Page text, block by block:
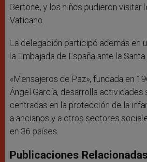
Bertone, y los niños pudieron visitar
Vaticano.
La delegación participó además en
la Embajada de España ante la
«Mensajeros de Paz», fundada en
Ángel García, desarrolla actividades
centradas en la protección de la
a ancianos y a otros sectores
en 36 países.
Publicaciones